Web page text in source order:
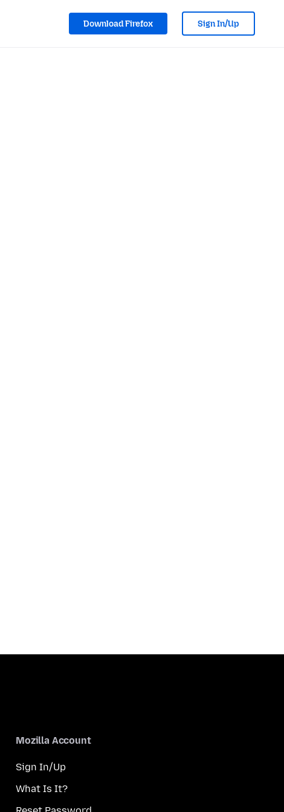
Download Firefox Sign In/Up
Mozilla Account
Sign In/Up
What Is It?